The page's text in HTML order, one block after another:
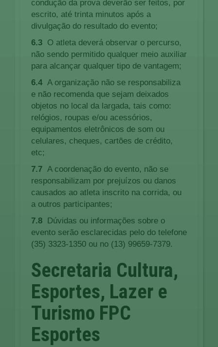
condução da prova deverão ser feitos, por
escrito, até trinta minutos após a
divulgação do resultado do evento;
6.3 O atleta deverá observar o percurso,
não sendo permitido qualquer meio auxiliar
para alcançar qualquer tipo de vantagem;
6.4 A organização não se responsabiliza
e não recomenda que sejam deixados
objetos no local da largada, tais como:
relógios, roupas e/ou acessórios,
equipamentos eletrônicos de som ou
celulares, cheques, cartões de crédito,
etc;
7.7 A coordenação do evento, não se
responsabilizam por prejuízos ou danos
causados ao atleta inscrito na corrida, ou
a outros participantes;
7.8
Dúvidas ou informações sobre o
evento serão esclarecidas pelo do telefone
(35) 3323-1350 ou no (13) 99659-7379.
Secretaria Cultura,
Esportes, Lazer e
Turismo FPC
Esportes